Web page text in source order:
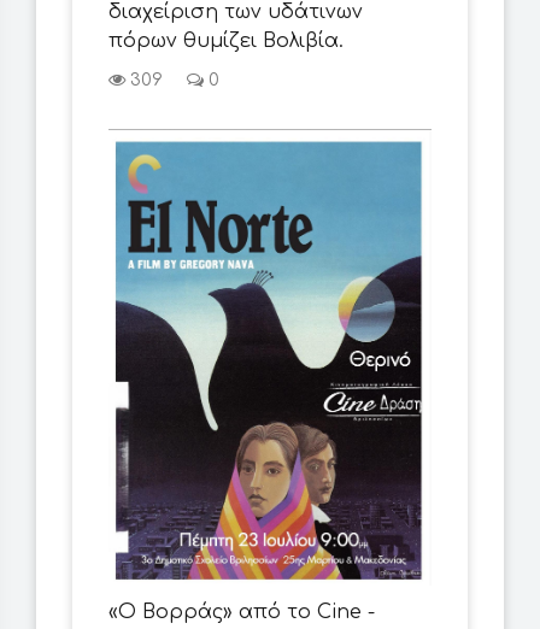
διαχείριση των υδάτινων
πόρων θυμίζει Βολιβία.
309 0
«Ο Βορράς» από το Cine -